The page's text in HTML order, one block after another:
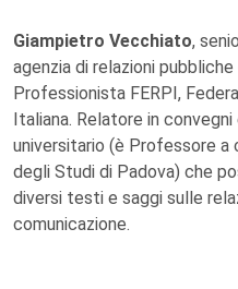
Giampietro Vecchiato,
agenzia di relazioni
Professionista FERPI,
Italiana. Relatore in
universitario (è Professore
degli Studi di Padova) che
diversi testi e saggi sulle
comunicazione.